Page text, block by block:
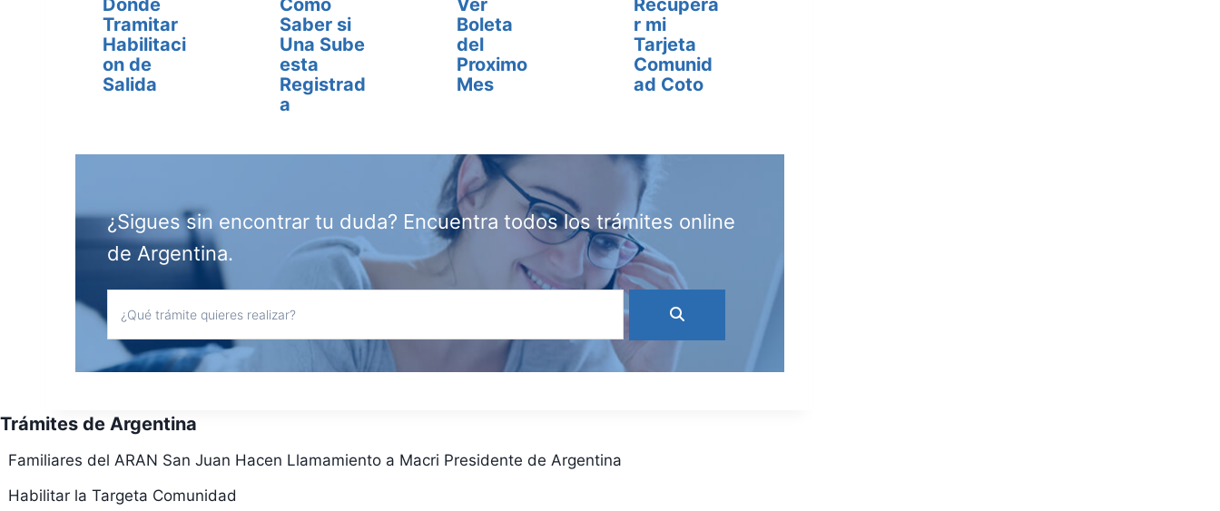
Donde
Tramitar
Habilitaci
on de
Salida
Como
Saber si
Una Sube
esta
Registrad
a
Ver
Boleta
del
Proximo
Mes
Recupera
r mi
Tarjeta
Comunid
ad Coto
¿Sigues sin encontrar tu duda? Encuentra todos los trámites online
de Argentina.
Trámites de Argentina
Familiares del ARAN San Juan Hacen Llamamiento a Macri Presidente de Argentina
Habilitar la Targeta Comunidad